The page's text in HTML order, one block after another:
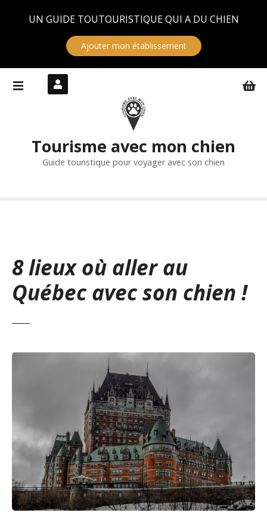
UN GUIDE TOUTOURISTIQUE QUI A DU CHIEN
Ajouter mon établissement
Tourisme avec mon chien
Guide touristique pour voyager avec son chien
8 lieux où aller au
Québec avec son chien !